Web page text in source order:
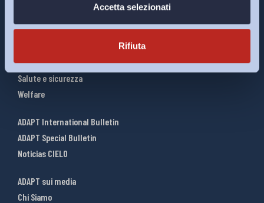
Accetta selezionati
Rifiuta
Riforme del lavoro
Relazioni industriali
Salute e sicurezza
Welfare
ADAPT International Bulletin
ADAPT Special Bulletin
Noticias CIELO
ADAPT sui media
Chi Siamo